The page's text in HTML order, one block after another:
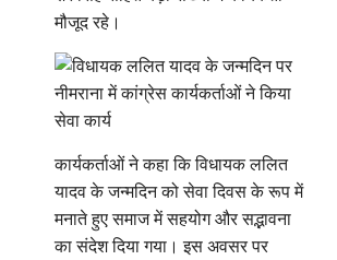
मौजूद रहे।
कार्यकर्ताओं ने कहा कि विधायक ललित
यादव के जन्मदिन को सेवा दिवस के रूप में
मनाते हुए समाज में सहयोग और सद्भावना
का संदेश दिया गया। इस अवसर पर